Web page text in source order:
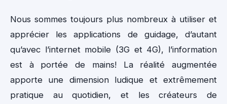
Nous sommes toujours plus nombreux à utiliser et
apprécier les applications de guidage, d’autant
qu’avec l’internet mobile (3G et 4G), l’information
est à portée de mains! La réalité augmentée
apporte une dimension ludique et extrêmement
pratique au quotidien, et les créateurs de